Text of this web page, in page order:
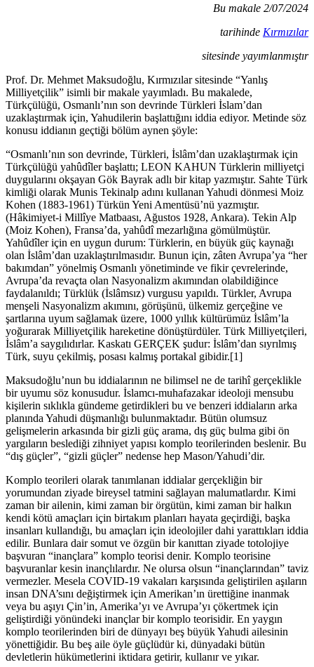
Bu makale 2/07/2024
tarihinde Kırmızılar
sitesinde yayımlanmıştır
Prof. Dr. Mehmet Maksudoğlu, Kırmızılar sitesinde “Yanlış
Milliyetçilik” isimli bir makale yayımladı. Bu makalede,
Türkçülüğü, Osmanlı’nın son devrinde Türkleri İslam’dan
uzaklaştırmak için, Yahudilerin başlattığını iddia ediyor. Metinde söz
konusu iddianın geçtiği bölüm aynen şöyle:
“Osmanlı’nın son devrinde, Türkleri, İslâm’dan uzaklaştırmak için
Türkçülüğü yahûdîler başlattı; LEON KAHUN Türklerin milliyetçi
duygularını okşayan Gök Bayrak adlı bir kitap yazmıştır. Sahte Türk
kimliği olarak Munis Tekinalp adını kullanan Yahudi dönmesi Moiz
Kohen (1883-1961) Türkün Yeni Amentüsü’nü yazmıştır.
(Hâkimiyet-i Millîye Matbaası, Ağustos 1928, Ankara). Tekin Alp
(Moiz Kohen), Fransa’da, yahûdî mezarlığına gömülmüştür.
Yahûdîler için en uygun durum: Türklerin, en büyük güç kaynağı
olan İslâm’dan uzaklaştırılmasıdır. Bunun için, zâten Avrupa’ya “her
bakımdan” yönelmiş Osmanlı yönetiminde ve fikir çevrelerinde,
Avrupa’da revaçta olan Nasyonalizm akımından olabildiğince
faydalanıldı; Türklük (İslâmsız) vurgusu yapıldı. Türkler, Avrupa
menşeli Nasyonalizm akımını, görüşünü, ülkemiz gerçeğine ve
şartlarına uyum sağlamak üzere, 1000 yıllık kültürümüz İslâm’la
yoğurarak Milliyetçilik hareketine dönüştürdüler. Türk Milliyetçileri,
İslâm’a saygılıdırlar. Kaskatı GERÇEK şudur: İslâm’dan sıyrılmış
Türk, suyu çekilmiş, posası kalmış portakal gibidir.[1]
Maksudoğlu’nun bu iddialarının ne bilimsel ne de tarihî gerçeklikle
bir uyumu söz konusudur. İslamcı-muhafazakar ideoloji mensubu
kişilerin sıklıkla gündeme getirdikleri bu ve benzeri iddiaların arka
planında Yahudi düşmanlığı bulunmaktadır. Bütün olumsuz
gelişmelerin arkasında bir gizli güç arama, dış güç bulma gibi ön
yargıların beslediği zihniyet yapısı komplo teorilerinden beslenir. Bu
“dış güçler”, “gizli güçler” nedense hep Mason/Yahudi’dir.
Komplo teorileri olarak tanımlanan iddialar gerçekliğin bir
yorumundan ziyade bireysel tatmini sağlayan malumatlardır. Kimi
zaman bir ailenin, kimi zaman bir örgütün, kimi zaman bir halkın
kendi kötü amaçları için birtakım planları hayata geçirdiği, başka
insanları kullandığı, bu amaçları için ideolojiler dahi yarattıkları iddia
edilir. Bunlara dair somut ve özgün bir kanıttan ziyade totolojiye
başvuran “inançlara” komplo teorisi denir. Komplo teorisine
başvuranlar kesin inançlılardır. Ne olursa olsun “inançlarından” taviz
vermezler. Mesela COVID-19 vakaları karşısında geliştirilen aşıların
insan DNA’sını değiştirmek için Amerikan’ın ürettiğine inanmak
veya bu aşıyı Çin’in, Amerika’yı ve Avrupa’yı çökertmek için
geliştirdiği yönündeki inançlar bir komplo teorisidir. En yaygın
komplo teorilerinden biri de dünyayı beş büyük Yahudi ailesinin
yönettiğidir. Bu beş aile öyle güçlüdür ki, dünyadaki bütün
devletlerin hükümetlerini iktidara getirir, kullanır ve yıkar.